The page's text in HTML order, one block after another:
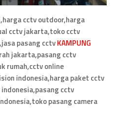
cctv outdoor,harga
cctv jakarta,toko cctv
pasang cctvKAMPUNG
jakarta,pasang cctv
rumah,cctv online
indonesia,harga paket cctv
cctv
pasang camera